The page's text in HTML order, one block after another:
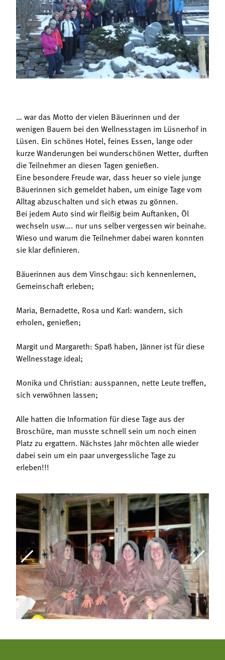
Mitgliedschaft
Landessekretariat
Bäuerliche Buffets
Hofgeschichten
… war das Motto der vielen Bäuerinnen und der
wenigen Bauern bei den Wellnesstagen im Lüsnerhof in
Lüsen. Ein schönes Hotel, feines Essen, lange oder
kurze Wanderungen bei wunderschönen Wetter, durften
die Teilnehmer an diesen Tagen genießen.
Eine besondere Freude war, dass heuer so viele junge
Bäuerinnen sich gemeldet haben, um einige Tage vom
Alltag abzuschalten und sich etwas zu gönnen.
Bei jedem Auto sind wir fleißig beim Auftanken, Öl
wechseln usw…. nur uns selber vergessen wir beinahe.
Wieso und warum die Teilnehmer dabei waren konnten
sie klar definieren.
Bäuerinnen aus dem Vinschgau: sich kennenlernen,
Gemeinschaft erleben;
Maria, Bernadette, Rosa und Karl: wandern, sich
erholen, genießen;
Margit und Margareth: Spaß haben, Jänner ist für diese
Wellnesstage ideal;
Monika und Christian: ausspannen, nette Leute treffen,
sich verwöhnen lassen;
Alle hatten die Information für diese Tage aus der
Broschüre, man musste schnell sein um noch einen
Platz zu ergattern. Nächstes Jahr möchten alle wieder
dabei sein um ein paar unvergessliche Tage zu
erleben!!!